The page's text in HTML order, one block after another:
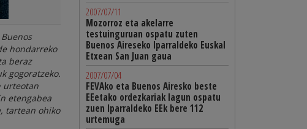
hondarreko
beraz
gogoratzeko.
urteotan
etengabea
tartean ohiko
2007/07/11
Mozorroz eta akelarre
testuinguruan ospatu zuten
Buenos Aireseko Iparraldeko Euskal
Etxean San Juan gaua
2007/07/04
FEVAko eta Buenos Airesko beste
EEetako ordezkariak lagun ospatu
zuen Iparraldeko EEk bere 112
urtemuga